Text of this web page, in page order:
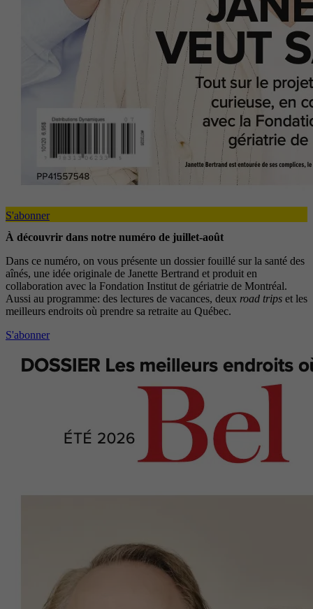
S'abonner
À découvrir dans notre numéro de juillet-août
Dans ce numéro, on vous présente un dossier fouillé sur la santé des
aînés, une idée originale de Janette Bertrand et produit en
collaboration avec la Fondation Institut de gériatrie de Montréal.
Aussi au programme: des lectures de vacances, deux road trips et les
meilleurs endroits où prendre sa retraite au Québec.
S'abonner